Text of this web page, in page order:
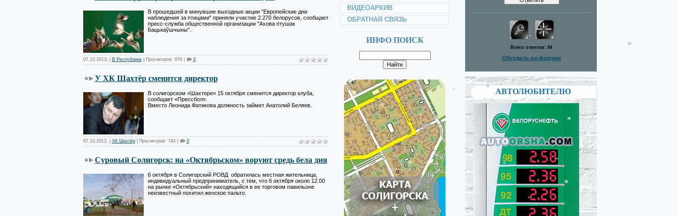
*
*
*
*
*
*
*
*
*
*
*
*
*
*
*
*
В прошедшей в минувшие выходные акции "Европейские дни
наблюдения за птицами" приняли участие 2.270 белорусов, сообщает
пресс-служба общественной организации "Ахова птушак
Бацькаўшчыны".
07.10.2013, В Республике| Просмотров: 976 | 0
У ХК Шахтёр сменится директор
В солигорском «Шахтере» 15 октября сменится директор клуба,
сообщает «Прессбол».
Вместо Леонида Фатикова должность займет Анатолий Беляев.
07.10.2013, ХК Шахтёр| Просмотров: 744 | 0
Суровый Солигорск: на «Октябрьском» воруют средь бела дня
6 октября в Солигорский РОВД обратилась местная жительница,
индивидуальный предприниматель, с тем, что 6 октября около 12.00
на рынке «Октябрьский» находящийся в ее торговом павильоне
неизвестный похитил женское пальто.
ВИДЕОАРХИВ
ОБРАТНАЯ СВЯЗЬ
ИНФО ПОИСК
Всего ответов: 94
Обсудить на форуме
АВТОЛЮБИТЕЛЮ